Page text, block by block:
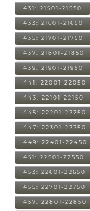
431: 21501-21550
433: 21601-21650
435: 21701-21750
437: 21801-21850
439: 21901-21950
441: 22001-22050
443: 22101-22150
445: 22201-22250
447: 22301-22350
449: 22401-22450
451: 22501-22550
453: 22601-22650
455: 22701-22750
457: 22801-22850